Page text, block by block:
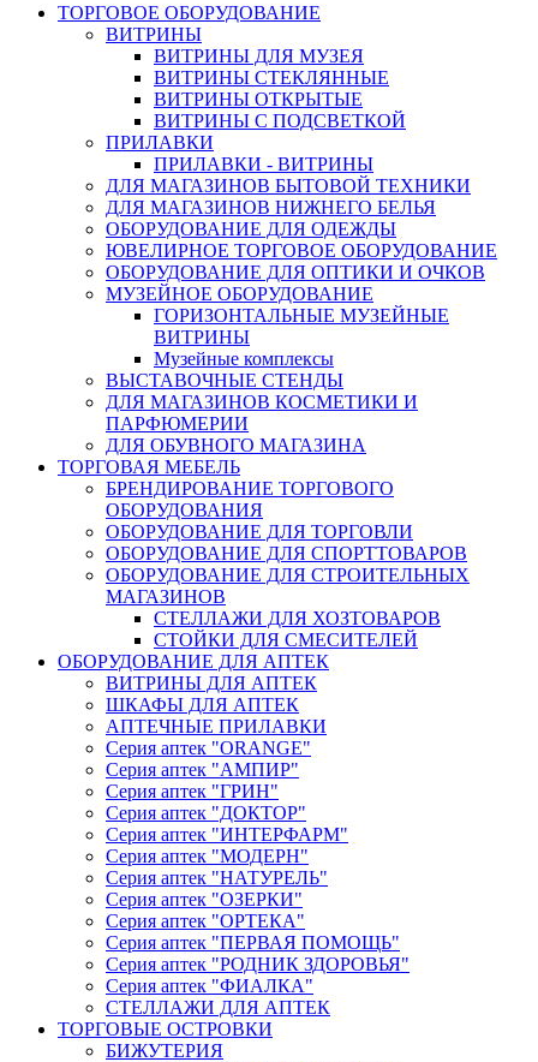
ТОРГОВОЕ ОБОРУДОВАНИЕ
ВИТРИНЫ
ВИТРИНЫ ДЛЯ МУЗЕЯ
ВИТРИНЫ СТЕКЛЯННЫЕ
ВИТРИНЫ ОТКРЫТЫЕ
ВИТРИНЫ С ПОДСВЕТКОЙ
ПРИЛАВКИ
ПРИЛАВКИ - ВИТРИНЫ
ДЛЯ МАГАЗИНОВ БЫТОВОЙ ТЕХНИКИ
ДЛЯ МАГАЗИНОВ НИЖНЕГО БЕЛЬЯ
ОБОРУДОВАНИЕ ДЛЯ ОДЕЖДЫ
ЮВЕЛИРНОЕ ТОРГОВОЕ ОБОРУДОВАНИЕ
ОБОРУДОВАНИЕ ДЛЯ ОПТИКИ И ОЧКОВ
МУЗЕЙНОЕ ОБОРУДОВАНИЕ
ГОРИЗОНТАЛЬНЫЕ МУЗЕЙНЫЕ
ВИТРИНЫ
Музейные комплексы
ВЫСТАВОЧНЫЕ СТЕНДЫ
ДЛЯ МАГАЗИНОВ КОСМЕТИКИ И
ПАРФЮМЕРИИ
ДЛЯ ОБУВНОГО МАГАЗИНА
ТОРГОВАЯ МЕБЕЛЬ
БРЕНДИРОВАНИЕ ТОРГОВОГО
ОБОРУДОВАНИЯ
ОБОРУДОВАНИЕ ДЛЯ ТОРГОВЛИ
ОБОРУДОВАНИЕ ДЛЯ СПОРТТОВАРОВ
ОБОРУДОВАНИЕ ДЛЯ СТРОИТЕЛЬНЫХ
МАГАЗИНОВ
СТЕЛЛАЖИ ДЛЯ ХОЗТОВАРОВ
СТОЙКИ ДЛЯ СМЕСИТЕЛЕЙ
ОБОРУДОВАНИЕ ДЛЯ АПТЕК
ВИТРИНЫ ДЛЯ АПТЕК
ШКАФЫ ДЛЯ АПТЕК
АПТЕЧНЫЕ ПРИЛАВКИ
Серия аптек "ORANGE"
Серия аптек "АМПИР"
Серия аптек "ГРИН"
Серия аптек "ДОКТОР"
Серия аптек "ИНТЕРФАРМ"
Серия аптек "МОДЕРН"
Серия аптек "НАТУРЕЛЬ"
Серия аптек "ОЗЕРКИ"
Серия аптек "ОРТЕКА"
Серия аптек "ПЕРВАЯ ПОМОЩЬ"
Серия аптек "РОДНИК ЗДОРОВЬЯ"
Серия аптек "ФИАЛКА"
СТЕЛЛАЖИ ДЛЯ АПТЕК
ТОРГОВЫЕ ОСТРОВКИ
БИЖУТЕРИЯ